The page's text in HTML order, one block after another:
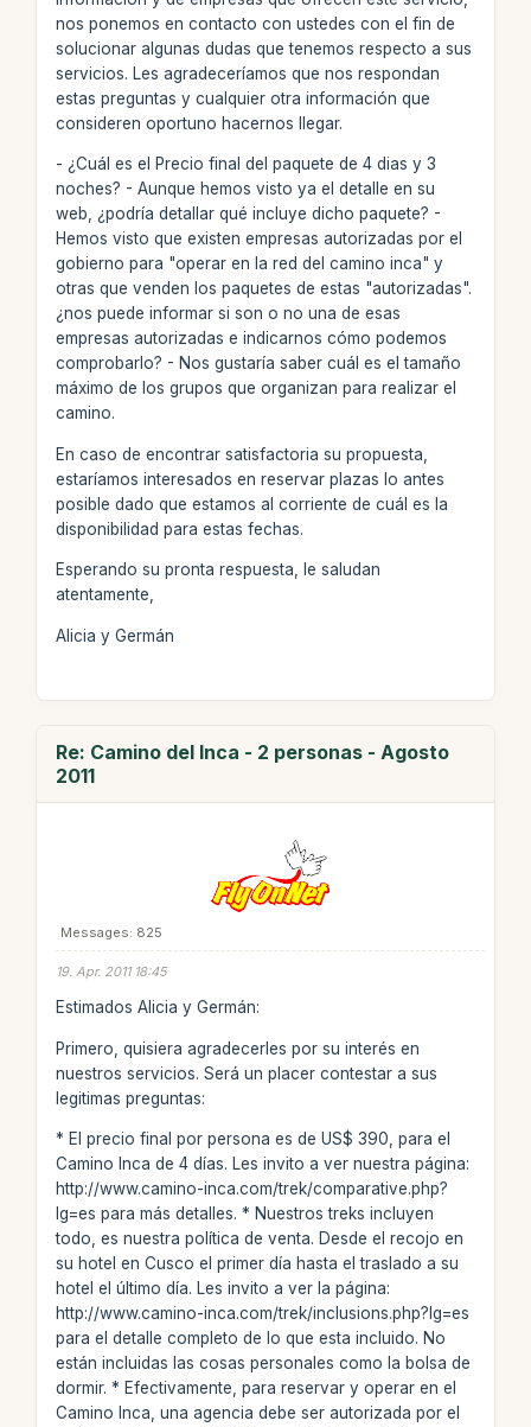
nos ponemos en contacto con ustedes con el fin de
solucionar algunas dudas que tenemos respecto a sus
servicios. Les agradeceríamos que nos respondan
estas preguntas y cualquier otra información que
consideren oportuno hacernos llegar.
- ¿Cuál es el Precio final del paquete de 4 dias y 3
noches? - Aunque hemos visto ya el detalle en su
web, ¿podría detallar qué incluye dicho paquete? -
Hemos visto que existen empresas autorizadas por el
gobierno para "operar en la red del camino inca" y
otras que venden los paquetes de estas "autorizadas".
¿nos puede informar si son o no una de esas
empresas autorizadas e indicarnos cómo podemos
comprobarlo? - Nos gustaría saber cuál es el tamaño
máximo de los grupos que organizan para realizar el
camino.
En caso de encontrar satisfactoria su propuesta,
estaríamos interesados en reservar plazas lo antes
posible dado que estamos al corriente de cuál es la
disponibilidad para estas fechas.
Esperando su pronta respuesta, le saludan
atentamente,
Alicia y Germán
Re: Camino del Inca - 2 personas - Agosto
2011
Messages: 825
19. Apr. 2011 18:45
Estimados Alicia y Germán:
Primero, quisiera agradecerles por su interés en
nuestros servicios. Será un placer contestar a sus
legitimas preguntas:
* El precio final por persona es de US$ 390, para el
Camino Inca de 4 días. Les invito a ver nuestra página:
http://www.camino-inca.com/trek/comparative.php?
lg=es para más detalles. * Nuestros treks incluyen
todo, es nuestra política de venta. Desde el recojo en
su hotel en Cusco el primer día hasta el traslado a su
hotel el último día. Les invito a ver la página:
http://www.camino-inca.com/trek/inclusions.php?lg=es
para el detalle completo de lo que esta incluido. No
están incluidas las cosas personales como la bolsa de
dormir. * Efectivamente, para reservar y operar en el
Camino Inca, una agencia debe ser autorizada por el